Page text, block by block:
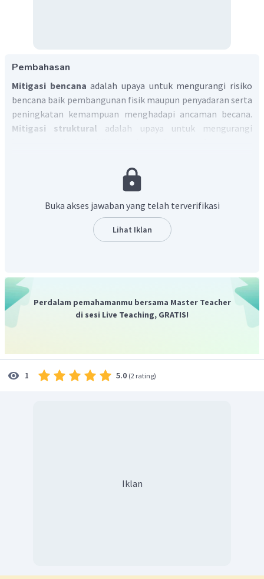
Pembahasan
Mitigasi bencana adalah upaya untuk mengurangi risiko
bencana baik pembangunan fisik maupun penyadaran serta
peningkatan kemampuan menghadapi ancaman becana.
Mitigasi struktural adalah upaya untuk mengurangi
masyarakat yang hidup di sekitar daerah rawan bencana.
meliputi kesiapsiagaan seseorang
pengetahuan serta bagaimana seseorang tersebut
bertindak ketika bencana.
Buka akses jawaban yang telah terverifikasi
Lihat Iklan
Perdalam pemahamanmu bersama Master Teacher
di sesi Live Teaching, GRATIS!
1 5.0 (2 rating)
Iklan